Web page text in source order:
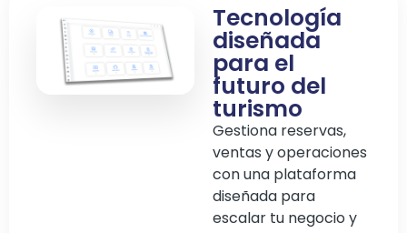
Tecnología
diseñada
para el
futuro del
turismo
Gestiona reservas,
ventas y operaciones
con una plataforma
diseñada para
escalar tu negocio y